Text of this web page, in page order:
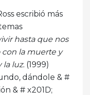
escribió más
hasta que nos
con la muerte y
la luz. (1999)
dándole & #
& # x201D;